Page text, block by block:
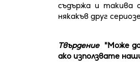
съдържа и такива
някакъв друг
Твърдение "Може
ако използвате